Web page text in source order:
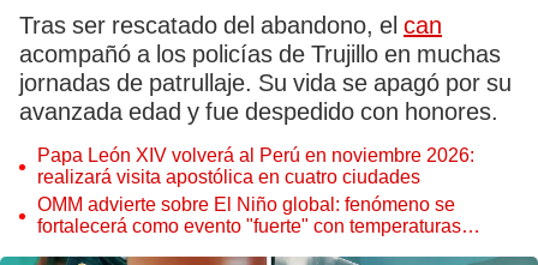
Tras ser rescatado del abandono, el can
acompañó a los policías de Trujillo en muchas
jornadas de patrullaje. Su vida se apagó por su
avanzada edad y fue despedido con honores.
Papa León XIV volverá al Perú en noviembre 2026:
realizará visita apostólica en cuatro ciudades
OMM advierte sobre El Niño global: fenómeno se
fortalecerá como evento "fuerte" con temperaturas